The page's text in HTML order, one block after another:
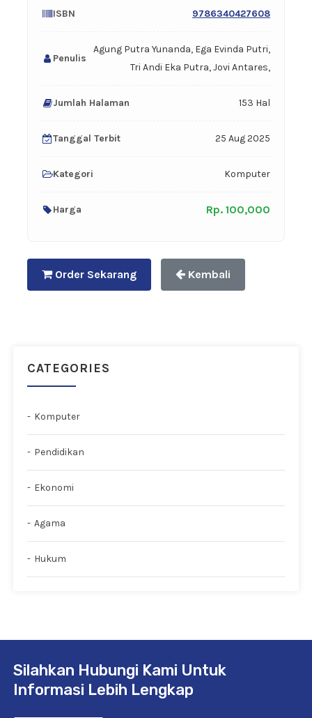
ISBN 9786340427608
Penulis
Agung Putra Yunanda, Ega Evinda Putri,
Tri Andi Eka Putra, Jovi Antares,
Jumlah Halaman 153 Hal
Tanggal Terbit 25 Aug 2025
Kategori Komputer
Harga Rp. 100,000
Order Sekarang Kembali
CATEGORIES
Komputer
Pendidikan
Ekonomi
Agama
Hukum
Silahkan Hubungi Kami Untuk
Informasi Lebih Lengkap